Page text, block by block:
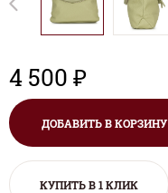
4 500 ₽
ДОБАВИТЬ В КОРЗИНУ
КУПИТЬ В 1 КЛИК